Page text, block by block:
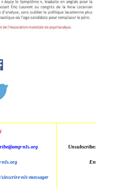
-nls.org
nls.org
nls-messager
Unsubscribe:
Enquiries: